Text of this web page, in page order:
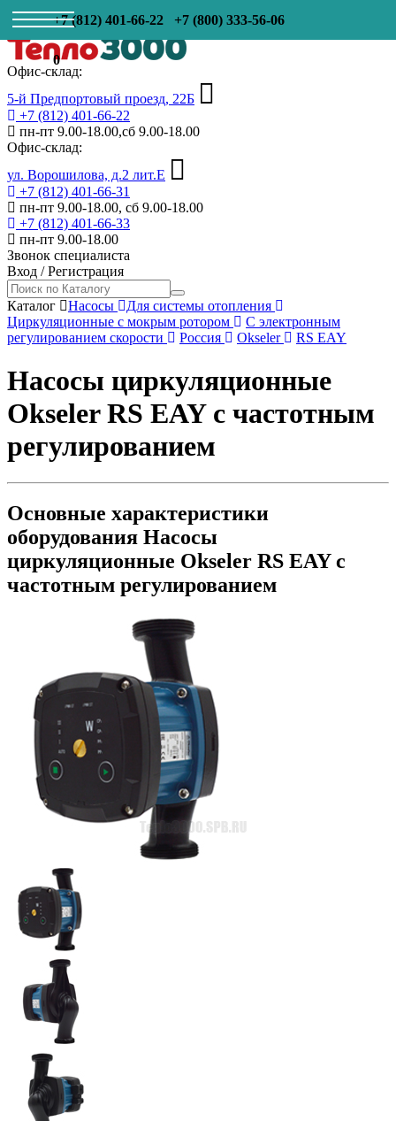
+7 (812) 401-66-22 +7 (800) 333-56-06
0
Офис-склад:
5-й Предпортовый проезд, 22Б
+7 (812) 401-66-22
пн-пт 9.00-18.00,сб 9.00-18.00
Офис-склад:
ул. Ворошилова, д.2 лит.Е
+7 (812) 401-66-31
пн-пт 9.00-18.00, сб 9.00-18.00
+7 (812) 401-66-33
пн-пт 9.00-18.00
Звонок специалиста
Вход /Регистрация
Каталог Насосы
Для системы отопления
Циркуляционные с мокрым ротором
С электронным
регулированием скорости
Россия Okseler RS EAY
Насосы циркуляционные
Okseler RS EAY с частотным
регулированием
Основные характеристики
оборудования Насосы
циркуляционные Okseler RS EAY с
частотным регулированием